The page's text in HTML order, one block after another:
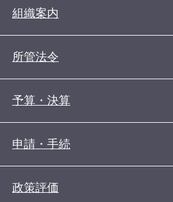
組織案内
所管法令
予算・決算
申請・手続
政策評価